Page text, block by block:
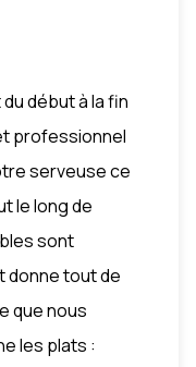
début à la fin
professionnel
serveuse ce
le long de
sont
donne tout de
que nous
les plats :